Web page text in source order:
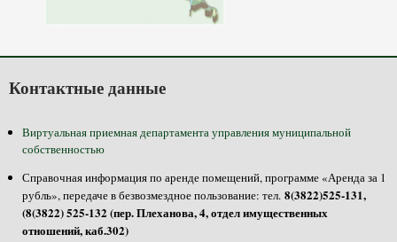
Контактные данные
Виртуальная приемная департамента управления муниципальной
собственностью
Справочная информация по аренде помещений, программе «Аренда за 1
рубль», передаче в безвозмездное пользование: тел. 8(3822)525-131,
(8(3822) 525-132 (пер. Плеханова, 4, отдел имущественных
отношений, каб.302)